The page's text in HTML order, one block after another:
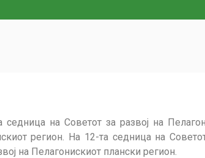
на Советот за развој на
регион. На 12-та седница на
на Пелагонискиот плански регион.